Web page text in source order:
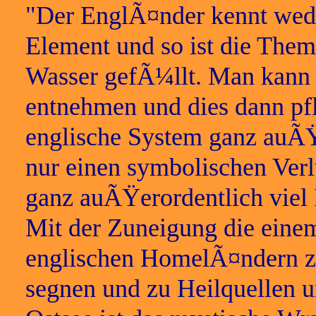
"Der EnglÃ¤nder kennt
Element und so ist die
Wasser gefÃ¼llt. Man kann
entnehmen und dies dann
englische System ganz
nur einen symbolischen
ganz auÃŸerordentlich viel
Mit der Zuneigung die
englischen HomelÃ¤ndern
segnen und zu Heilquellen